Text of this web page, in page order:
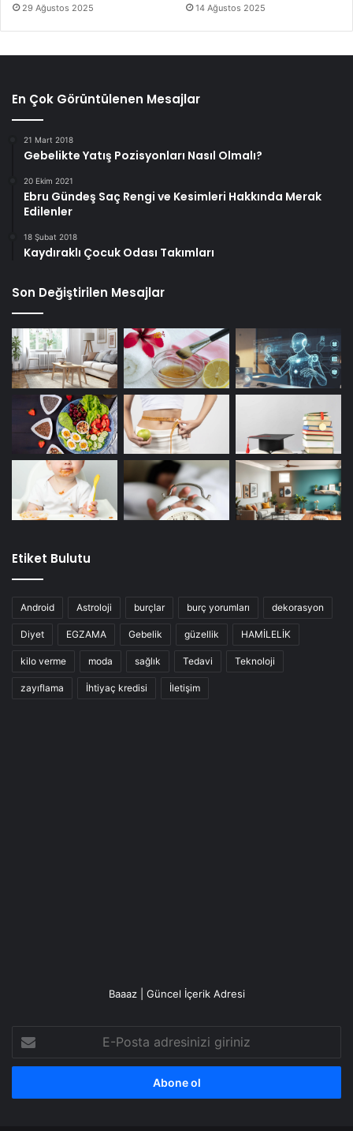
29 Ağustos 2025 14 Ağustos 2025
En Çok Görüntülenen Mesajlar
21 Mart 2018
Gebelikte Yatış Pozisyonları Nasıl Olmalı?
20 Ekim 2021
Ebru Gündeş Saç Rengi ve Kesimleri Hakkında Merak
Edilenler
18 Şubat 2018
Kaydıraklı Çocuk Odası Takımları
Son Değiştirilen Mesajlar
Etiket Bulutu
Android Astroloji burçlar burç yorumları dekorasyon
Diyet EGZAMA Gebelik güzellik HAMİLELİK
kilo verme moda sağlık Tedavi Teknoloji
zayıflama İhtiyaç kredisi İletişim
Baaaz | Güncel İçerik Adresi
Posta
adresinizi